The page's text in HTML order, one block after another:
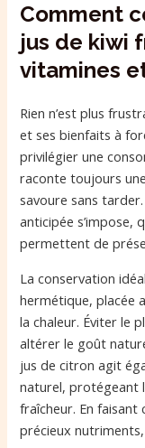
Comment
jus de kiwi
vitamines
Rien n’est plus
et ses bienfaits à
privilégier une
raconte toujours
savoure sans
anticipée s’impose,
permettent de
La conservation
hermétique, placée
la chaleur. Éviter le
altérer le goût
jus de citron agit
naturel, protégeant
fraîcheur. En faisant
précieux